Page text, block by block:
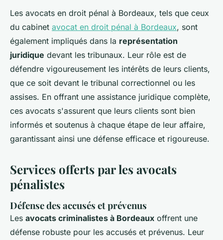
Les avocats en droit pénal à Bordeaux, tels que ceux
du cabinet avocat en droit pénal à Bordeaux, sont
également impliqués dans la représentation
juridique devant les tribunaux. Leur rôle est de
défendre vigoureusement les intérêts de leurs clients,
que ce soit devant le tribunal correctionnel ou les
assises. En offrant une assistance juridique complète,
ces avocats s'assurent que leurs clients sont bien
informés et soutenus à chaque étape de leur affaire,
garantissant ainsi une défense efficace et rigoureuse.
Services offerts par les avocats
pénalistes
Défense des accusés et prévenus
Les avocats criminalistes à Bordeaux offrent une
défense robuste pour les accusés et prévenus. Leur